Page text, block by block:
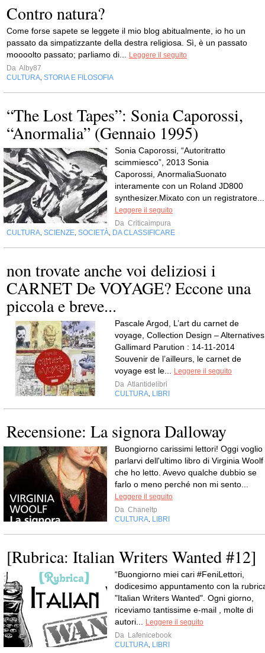
Contro natura?
Come forse sapete se leggete il mio blog abitualmente, io ho un
passato da simpatizzante della destra religiosa. Sì, è un passato
moooolto passato; parliamo di...
Leggere il seguito
Da Alby87
CULTURA STORIA E FILOSOFIA
“The Lost Tapes”: Sonia Caporossi,
“Anormalia” (Gennaio 1995)
Sonia Caporossi, “Autoritratto
scimmiesco”, 2013 Sonia
Caporossi, AnormaliaSuonato
interamente con un Roland JD800
synthesizer.Mixato con un registratore...
Leggere il seguito
Da Criticaimpura
CULTURA SCIENZE SOCIETÀ DA CLASSIFICARE
non trovate anche voi deliziosi i
CARNET De VOYAGE? Eccone una
piccola e breve...
Pascale Argod, L’art du carnet de
voyage, Collection Design –
Gallimard Parution : 14-11-2014
Souvenir de l’ailleurs, le carnet de
voyage est le...
Leggere il seguito
Da Atlantidelibri
CULTURA LIBRI
Recensione: La signora Dalloway
Buongiorno carissimi lettori! Oggi voglio
parlarvi dell'ultimo libro di Virginia Woolf
che ho letto. Avevo qualche dubbio se
farlo o meno perché non mi sento...
Leggere il seguito
Da Chaneltp
CULTURA LIBRI
[Rubrica: Italian Writers Wanted #12]
“Buongiorno miei cari #FeniLettori,
dodicesimo appuntamento con la
"Italian Writers Wanted". Ogni giorno,
riceviamo tantissime e-mail , molte di
autori...
Leggere il seguito
Da Lafenicebook
CULTURA LIBRI